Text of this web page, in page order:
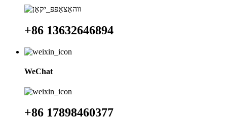
+86 13632646894
WeChat
+86 17898460377